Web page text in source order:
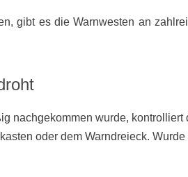
gibt es die Warnwesten an
nachgekommen wurde,
oder dem Warndreieck.